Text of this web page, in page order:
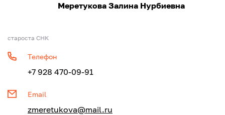
Меретукова Залина Нурбиевна
староста СНК
Телефон
+7 928 470-09-91
Email
zmeretukova@mail.ru